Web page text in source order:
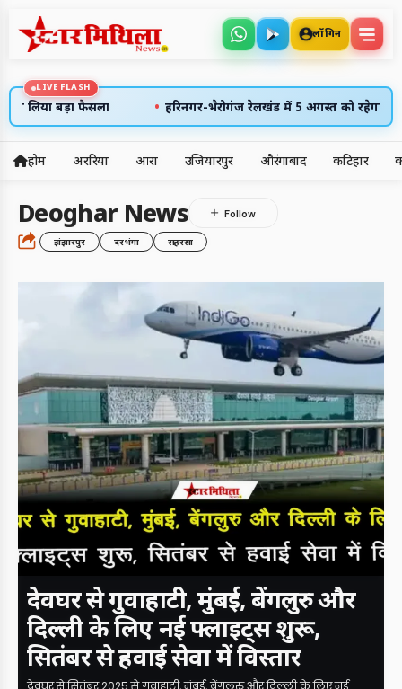
लॉगिन
अलर्ट्स
उदय: --:--
LIVE FLASH
लिया बड़ा फैसला हरिनगर-भैरोगंज रेलखंड में 5 अगस्त को रहेगा 7 घंटे
होम अररिया आरा उजियारपुर औरंगाबाद कटिहार
Deoghar News
झंझारपुर दरभंगा सहरसा
देवघर से गुवाहाटी, मुंबई, बेंगलुरु और
दिल्ली के लिए नई फ्लाइट्स शुरू,
सितंबर से हवाई सेवा में विस्तार
देवघर से सितंबर 2025 से गुवाहाटी, मुंबई, बेंगलुरु और दिल्ली के लिए नई